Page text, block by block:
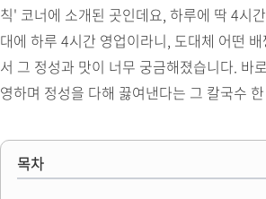
칙' 코너에 소개된 곳인데요, 하루에 딱 4시
대에 하루 4시간 영업이라니, 도대체 어떤
서 그 정성과 맛이 너무 궁금해졌습니다. 바
영하며 정성을 다해 끓여낸다는 그 칼국수
목차